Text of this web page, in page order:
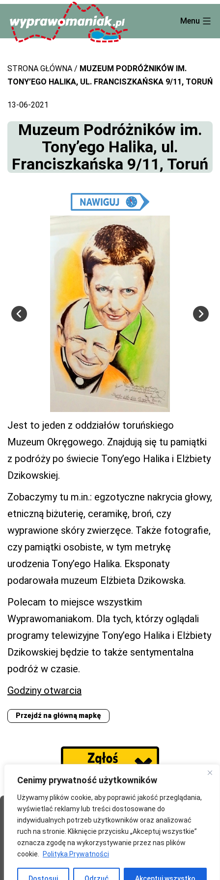
Cenimy prywatność użytkowników
Używamy plików cookie, aby poprawić jakość przeglądania,
wyświetlać reklamy lub treści dostosowane do
indywidualnych potrzeb użytkowników oraz analizować
ruch na stronie. Kliknięcie przycisku „Akceptuj wszystkie”
oznacza zgodę na wykorzystywanie przez nas plików
cookie.
Polityka Prywatności
content
Menu
STRONA GŁÓWNA
MUZEUM PODRÓŻNIKÓW IM.
TONY’EGO HALIKA, UL. FRANCISZKAŃSKA 9/11, TORUŃ
13-06-2021
Muzeum Podróżników im.
Tony’ego Halika, ul.
Franciszkańska 9/11, Toruń
Jest to jeden z oddziałów toruńskiego
Muzeum Okręgowego. Znajdują się tu pamiątki
z podróży po świecie Tony’ego Halika i Elżbiety
Dzikowskiej.
Zobaczymy tu m.in.: egzotyczne nakrycia głowy,
etniczną biżuterię, ceramikę, broń, czy
wyprawione skóry zwierzęce. Także fotografie,
czy pamiątki osobiste, w tym metrykę
urodzenia Tony’ego Halika. Eksponaty
podarowała muzeum Elżbieta Dzikowska.
Polecam to miejsce wszystkim
Wyprawomaniakom. Dla tych, którzy oglądali
programy telewizyjne Tony’ego Halika i Elżbiety
Dzikowskiej będzie to także sentymentalna
podróż w czasie.
Godziny otwarcia
Przejdź na główną mapkę
Strona Główna O portalu Współpraca
Partnerzy
Blog Polityka prywatności
redakcja@wyprawomaniak.pl